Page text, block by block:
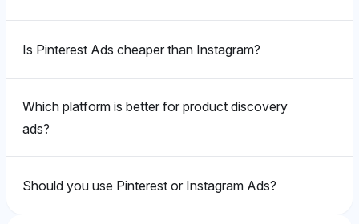
务选项如Shopify（2.1%）的重要性较次要。
Perplexity
Perplexity对Instagram（Meta）和Pinterest的可见性份
额表示平衡，均为1.3%，但独特地关注特定的装饰品牌
觉平台的相关性。
Deepseek
商业可扩展性方面受到青睐，而WordPress被评估为低
入门成本。
Grok
体验。其语气是中性的，呈现出一种没有强烈偏见的平衡
Pinterest和Etsy（均为2.6%）在视觉和利基产品发现方
Is Pinterest Ads cheaper than Instagram?
Which platform is better for product discovery
ads?
Should you use Pinterest or Instagram Ads?